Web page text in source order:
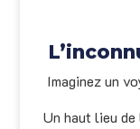
Imaginez un
Un haut lieu de